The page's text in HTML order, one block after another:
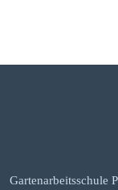
Gartenarbeitsschule